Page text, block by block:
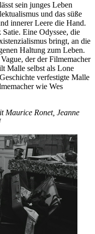
sein junges Leben
und das süße
innerer Leere die Hand.
Eine Odyssee, die
bringt, an die
Haltung zum Leben.
der der Filmemacher
Malle selbst als Lone
verfestigte Malle
wie Wes
Maurice Ronet, Jeanne